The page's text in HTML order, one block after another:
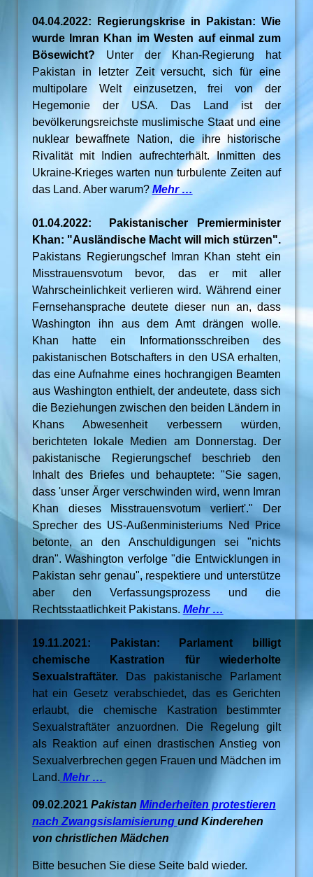
04.04.2022: Regierungskrise in Pakistan: Wie
wurde Imran Khan im Westen auf einmal zum
Bösewicht? Unter der Khan-Regierung hat
Pakistan in letzter Zeit versucht, sich für eine
multipolare Welt einzusetzen, frei von der
Hegemonie der USA. Das Land ist der
bevölkerungsreichste muslimische Staat und eine
nuklear bewaffnete Nation, die ihre historische
Rivalität mit Indien aufrechterhält. Inmitten des
Ukraine-Krieges warten nun turbulente Zeiten auf
das Land. Aber warum? Mehr …
01.04.2022: Pakistanischer Premierminister
Khan: "Ausländische Macht will mich stürzen".
Pakistans Regierungschef Imran Khan steht ein
Misstrauensvotum bevor, das er mit aller
Wahrscheinlichkeit verlieren wird. Während einer
Fernsehansprache deutete dieser nun an, dass
Washington ihn aus dem Amt drängen wolle.
Khan hatte ein Informationsschreiben des
pakistanischen Botschafters in den USA erhalten,
das eine Aufnahme eines hochrangigen Beamten
aus Washington enthielt, der andeutete, dass sich
die Beziehungen zwischen den beiden Ländern in
Khans Abwesenheit verbessern würden,
berichteten lokale Medien am Donnerstag. Der
pakistanische Regierungschef beschrieb den
Inhalt des Briefes und behauptete: "Sie sagen,
dass 'unser Ärger verschwinden wird, wenn Imran
Khan dieses Misstrauensvotum verliert'." Der
Sprecher des US-Außenministeriums Ned Price
betonte, an den Anschuldigungen sei "nichts
dran". Washington verfolge "die Entwicklungen in
Pakistan sehr genau", respektiere und unterstütze
aber den Verfassungsprozess und die
Rechtsstaatlichkeit Pakistans. Mehr …
19.11.2021: Pakistan: Parlament billigt
chemische Kastration für wiederholte
Sexualstraftäter.Das pakistanische Parlament
hat ein Gesetz verabschiedet, das es Gerichten
erlaubt, die chemische Kastration bestimmter
Sexualstraftäter anzuordnen. Die Regelung gilt
als Reaktion auf einen drastischen Anstieg von
Sexualverbrechen gegen Frauen und Mädchen im
Land. Mehr …
09.02.2021 Pakistan Minderheiten protestieren
nach Zwangsislamisierung und Kinderehen
von christlichen Mädchen
Bitte besuchen Sie diese Seite bald wieder.